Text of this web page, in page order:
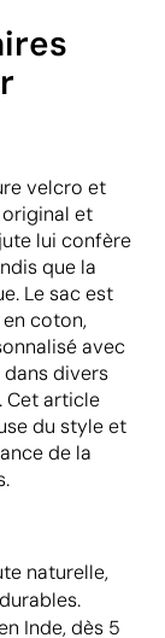
velcro et
et
lui confère
que la
Le sac est
coton,
avec
divers
Cet article
du style et
de la
naturelle,
Inde, dès 5